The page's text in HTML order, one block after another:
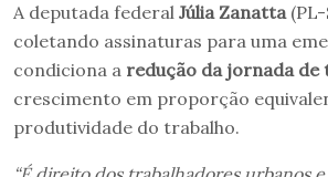
A deputada federal Júlia Zanatta(PL-
coletando assinaturas para uma
condiciona a redução da jornada de
crescimento em proporção
produtividade do trabalho.